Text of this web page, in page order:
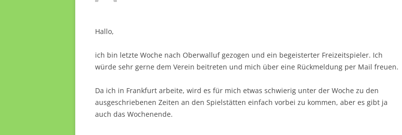
Hallo,
ich bin letzte Woche nach Oberwalluf gezogen und ein begeisterter Freizeitspieler. Ich
würde sehr gerne dem Verein beitreten und mich über eine Rückmeldung per Mail freuen.
Da ich in Frankfurt arbeite, wird es für mich etwas schwierig unter der Woche zu den
ausgeschriebenen Zeiten an den Spielstätten einfach vorbei zu kommen, aber es gibt ja
auch das Wochenende.